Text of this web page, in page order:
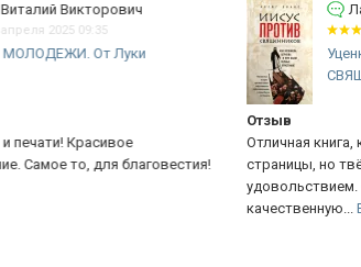
Ларькина Анастасия
4 апреля 2025 13:45
Уценка! ИИСУС ПРОТИВ
СВЯЩЕННИКОВ. Как возникла...
Отличная книга, кстати, с картинками, газетные
страницы, но твёрдый переплёт, буду читать с
удовольствием. Спасибо магазину за товар и